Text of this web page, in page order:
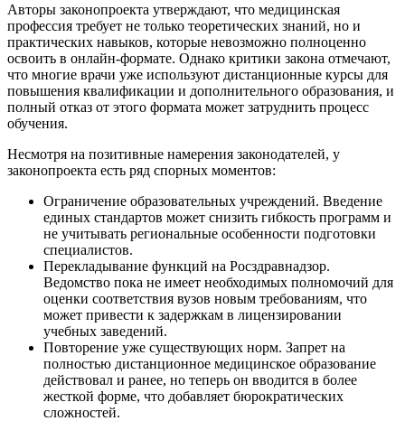
Авторы законопроекта утверждают, что медицинская
профессия требует не только теоретических знаний, но и
практических навыков, которые невозможно полноценно
освоить в онлайн-формате. Однако критики закона отмечают,
что многие врачи уже используют дистанционные курсы для
повышения квалификации и дополнительного образования, и
полный отказ от этого формата может затруднить процесс
обучения.
Несмотря на позитивные намерения законодателей, у
законопроекта есть ряд спорных моментов:
Ограничение образовательных учреждений. Введение
единых стандартов может снизить гибкость программ и
не учитывать региональные особенности подготовки
специалистов.
Перекладывание функций на Росздравнадзор.
Ведомство пока не имеет необходимых полномочий для
оценки соответствия вузов новым требованиям, что
может привести к задержкам в лицензировании
учебных заведений.
Повторение уже существующих норм. Запрет на
полностью дистанционное медицинское образование
действовал и ранее, но теперь он вводится в более
жесткой форме, что добавляет бюрократических
сложностей.